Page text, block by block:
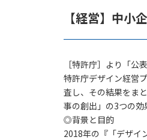
【経営】中小
［特許庁］より「公
特許庁デザイン経営
査し、その結果をま
事の創出」の3つの効
◎背景と目的
2018年の『「デザイ